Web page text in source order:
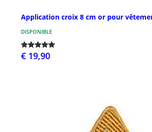
Application croix 8 cm or pour
DISPONIBLE
€ 19,90